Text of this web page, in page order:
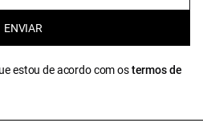
ENVIAR
estou de acordo com ostermos de